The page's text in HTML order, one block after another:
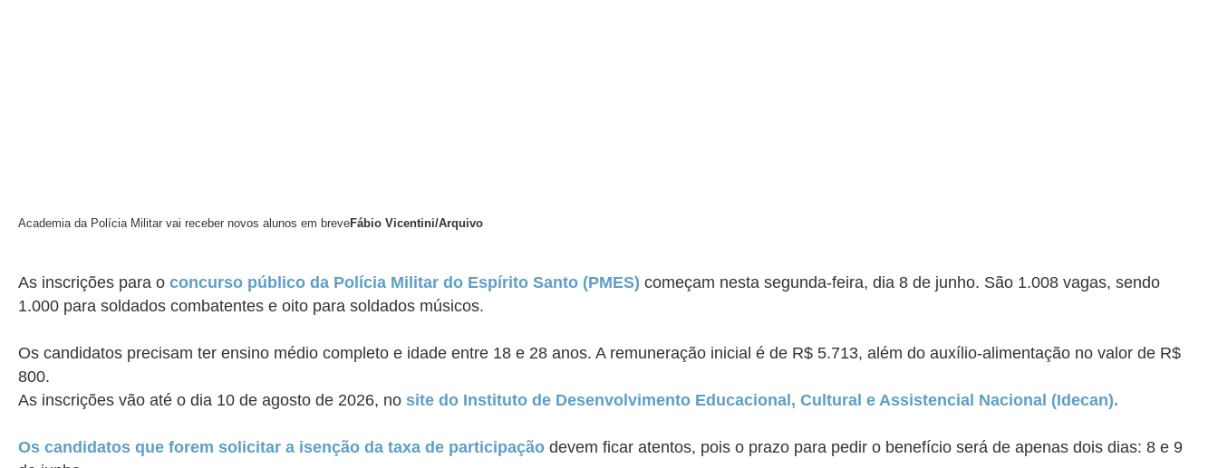
Academia da Polícia Militar vai receber novos alunos em breveFábio Vicentini/Arquivo
As inscrições para o concurso público da Polícia Militar do Espírito Santo (PMES) começam nesta segunda-feira, dia 8 de junho. São 1.008 vagas, sendo
1.000 para soldados combatentes e oito para soldados músicos.
Os candidatos precisam ter ensino médio completo e idade entre 18 e 28 anos. A remuneração inicial é de R$ 5.713, além do auxílio-alimentação no valor de R$
800.
As inscrições vão até o dia 10 de agosto de 2026, no site do Instituto de Desenvolvimento Educacional, Cultural e Assistencial Nacional (Idecan).
Os candidatos que forem solicitar a isenção da taxa de participação devem ficar atentos, pois o prazo para pedir o benefício será de apenas dois dias: 8 e 9